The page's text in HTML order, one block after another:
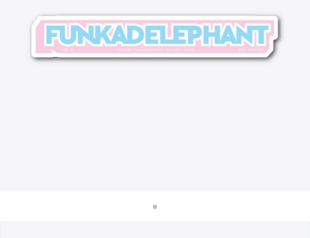
Venda en todas partes
Venda lo que sea